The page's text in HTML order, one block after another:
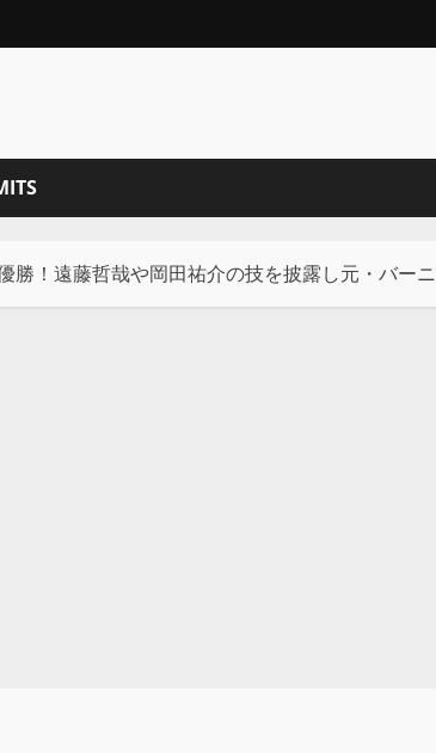
勝！遠藤哲哉や岡田祐介の技を披露し元・バー